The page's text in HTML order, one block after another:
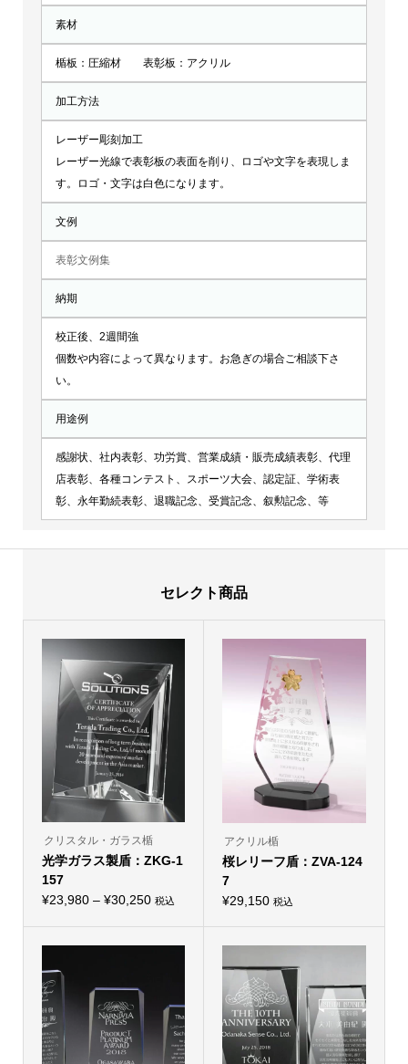
素材
楯板：圧縮材 表彰板：アクリル
加工方法
レーザー彫刻加工
レーザー光線で表彰板の表面を削り、ロゴや文字を表現しま
す。ロゴ・文字は白色になります。
文例
表彰文例集
納期
校正後、2週間強
個数や内容によって異なります。お急ぎの場合ご相談下さ
い。
用途例
感謝状、社内表彰、功労賞、営業成績・販売成績表彰、代理
店表彰、各種コンテスト、スポーツ大会、認定証、学術表
彰、永年勤続表彰、退職記念、受賞記念、叙勲記念、等
セレクト商品
クリスタル・ガラス楯
光学ガラス製盾：ZKG-1
157
¥23,980 – ¥30,250価税込
の
品
は
複
数
の
バ
リ
エ
アクリル楯
桜レリーフ盾：ZVA-124
7
¥29,150 税込